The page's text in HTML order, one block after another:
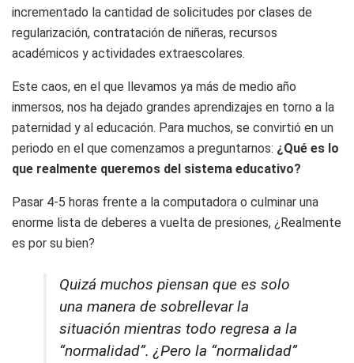
incrementado la cantidad de solicitudes por clases de
regularización, contratación de niñeras, recursos
académicos y actividades extraescolares.
Este caos, en el que llevamos ya más de medio año
inmersos, nos ha dejado grandes aprendizajes en torno a la
paternidad y al educación. Para muchos, se convirtió en un
periodo en el que comenzamos a preguntarnos: ¿Qué es lo
que realmente queremos del sistema educativo?
Pasar 4-5 horas frente a la computadora o culminar una
enorme lista de deberes a vuelta de presiones, ¿Realmente
es por su bien?
Quizá muchos piensan que es solo
una manera de sobrellevar la
situación mientras todo regresa a la
“normalidad”. ¿Pero la “normalidad”